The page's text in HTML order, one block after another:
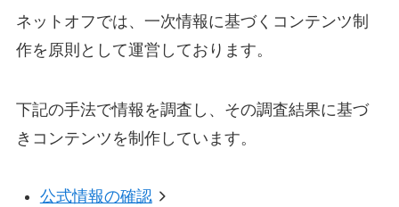
ネットオフでは、一次情報に基づくコンテンツ制
作を原則として運営しております。
下記の手法で情報を調査し、その調査結果に基づ
きコンテンツを制作しています。
公式情報の確認